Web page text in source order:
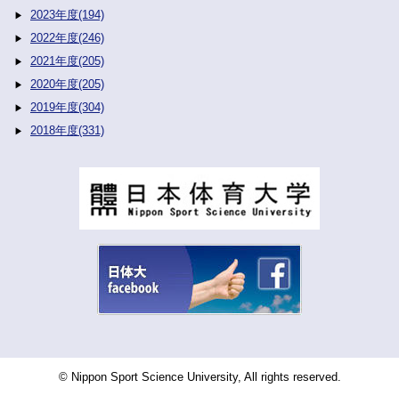
2023年度(194)
2022年度(246)
2021年度(205)
2020年度(205)
2019年度(304)
2018年度(331)
© Nippon Sport Science University, All rights reserved.